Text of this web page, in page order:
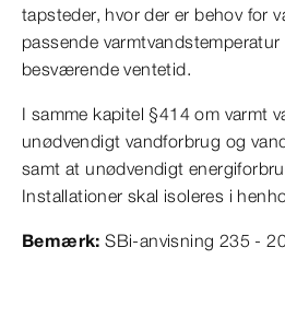
tapsteder, hvor der er behov for
passende
besværende ventetid.
I samme kapitel §414 om varmt
unødvendigt vandforbrug og
samt at unødvendigt
Installationer skal isoleres i
Bemærk:SBi-anvisning 235 -